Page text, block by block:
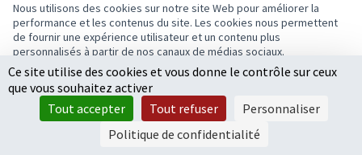
Nous utilisons des cookies sur notre site Web pour améliorer la
performance et les contenus du site. Les cookies nous permettent
de fournir une expérience utilisateur et un contenu plus
personnalisés à partir de nos canaux de médias sociaux.
Tout accepter
Accepter seulement les cookies essentiels
Paramètres
Ce site utilise des cookies et vous donne le contrôle sur ceux
que vous souhaitez activer
Tout accepter
Tout refuser
Personnaliser
Politique de confidentialité